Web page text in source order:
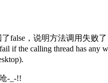
false，说明方法调用失败
if the calling thread has any
-_-!!